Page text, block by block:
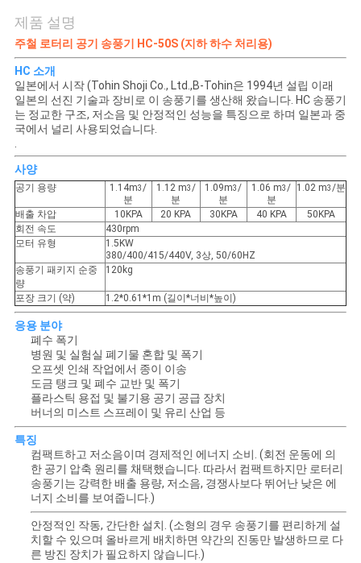
락
주
세
요
인
용
문
을
요
구
하
세
요
COMPANY
NEWS
제품 설명
주철 로터리 공기 송풍기 HC-50S (지하 하수 처리용)
HC 소개
일본에서 시작 (Tohin Shoji Co., Ltd.,B-Tohin은 1994년 설립 이래
일본의 선진 기술과 장비로 이 송풍기를 생산해 왔습니다. HC 송풍기
는 정교한 구조, 저소음 및 안정적인 성능을 특징으로 하며 일본과 중
국에서 널리 사용되었습니다.
.
사양
공기 용량 1.14m3/
분
1.12 m3/
분
1.09m3/
분
1.06 m3/
분
1.02 m3/분
배출 차압 10KPA 20 KPA 30KPA 40 KPA
50KPA
회전 속도
430rpm
모터 유형
1.5KW
380/400/415/440V, 3상, 50/60HZ
송풍기 패키지 순중
량
120kg
포장 크기 (약) 1.2*0.61*1m (길이*너비*높이)
응용 분야
폐수 폭기
병원 및 실험실 폐기물 혼합 및 폭기
오프셋 인쇄 작업에서 종이 이송
도금 탱크 및 폐수 교반 및 폭기
플라스틱 용접 및 불기용 공기 공급 장치
버너의 미스트 스프레이 및 유리 산업 등
특징
컴팩트하고 저소음이며 경제적인 에너지 소비. (회전 운동에 의
한 공기 압축 원리를 채택했습니다. 따라서 컴팩트하지만 로터리
송풍기는 강력한 배출 용량, 저소음, 경쟁사보다 뛰어난 낮은 에
너지 소비를 보여줍니다.)
안정적인 작동, 간단한 설치. (소형의 경우 송풍기를 편리하게 설
치할 수 있으며 올바르게 배치하면 약간의 진동만 발생하므로 다
른 방진 장치가 필요하지 않습니다.)